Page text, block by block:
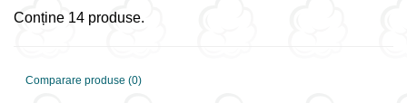
Conține 14 produse.
Comparare produse (0)